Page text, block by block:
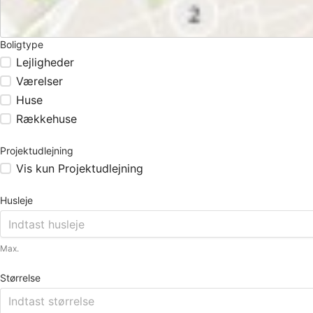
Boligtype
Lejligheder
Værelser
Huse
Rækkehuse
Projektudlejning
Vis kun Projektudlejning
Husleje
Max.
Størrelse